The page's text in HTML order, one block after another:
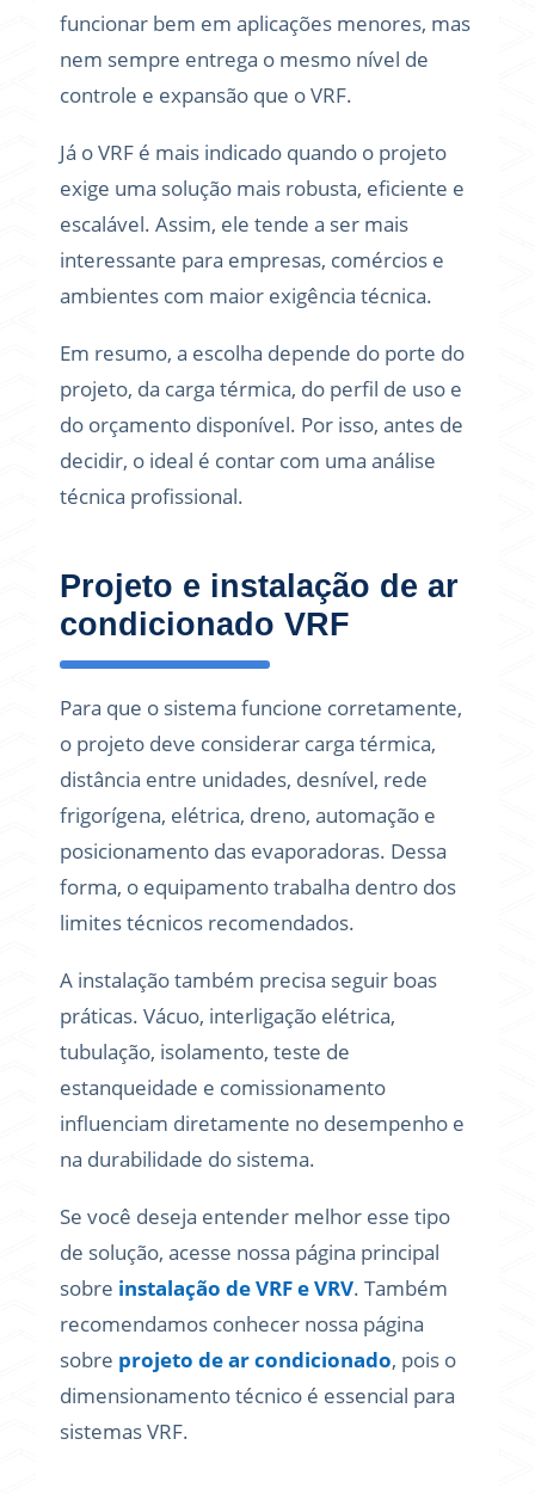
funcionar bem em aplicações menores, mas
nem sempre entrega o mesmo nível de
controle e expansão que o VRF.
Já o VRF é mais indicado quando o projeto
exige uma solução mais robusta, eficiente e
escalável. Assim, ele tende a ser mais
interessante para empresas, comércios e
ambientes com maior exigência técnica.
Em resumo, a escolha depende do porte do
projeto, da carga térmica, do perfil de uso e
do orçamento disponível. Por isso, antes de
decidir, o ideal é contar com uma análise
técnica profissional.
Projeto e instalação de ar
condicionado VRF
Para que o sistema funcione corretamente,
o projeto deve considerar carga térmica,
distância entre unidades, desnível, rede
frigorígena, elétrica, dreno, automação e
posicionamento das evaporadoras. Dessa
forma, o equipamento trabalha dentro dos
limites técnicos recomendados.
A instalação também precisa seguir boas
práticas. Vácuo, interligação elétrica,
tubulação, isolamento, teste de
estanqueidade e comissionamento
influenciam diretamente no desempenho e
na durabilidade do sistema.
Se você deseja entender melhor esse tipo
de solução, acesse nossa página principal
sobre instalação de VRF e VRV. Também
recomendamos conhecer nossa página
sobre projeto de ar condicionado, pois o
dimensionamento técnico é essencial para
sistemas VRF.